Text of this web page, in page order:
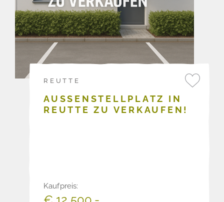
REUTTE
AUSSENSTELLPLATZ IN R
EUTTE ZU VERKAUFEN!
Kaufpreis: